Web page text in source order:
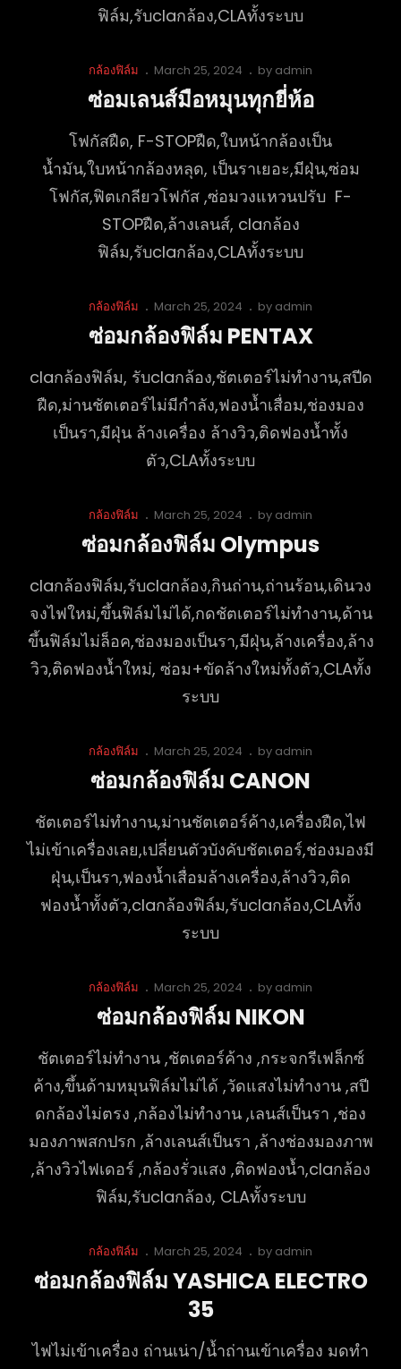
ฟิล์ม,รับclaกล้อง,CLAทั้งระบบ
Cat
Links
กล้องฟิล์ม
Posted
March 25, 2024 by admin
ซ่อมเลนส์มือหมุนทุกยี่ห้อ
โฟกัสฝืด, F-STOPฝืด,ใบหน้ากล้องเป็น
น้ำมัน,ใบหน้ากล้องหลุด, เป็นราเยอะ,มีฝุ่น,ซ่อม
โฟกัส,ฟิตเกลียวโฟกัส ,ซ่อมวงแหวนปรับ F-
STOPฝืด,ล้างเลนส์, claกล้อง
ฟิล์ม,รับclaกล้อง,CLAทั้งระบบ
Cat
Links
กล้องฟิล์ม
Posted
on
March 25, 2024 by admin
ซ่อมกล้องฟิล์ม PENTAX
claกล้องฟิล์ม, รับclaกล้อง,ชัตเตอร์ไม่ทำงาน,สปีด
ฝืด,ม่านชัตเตอร์ไม่มีกำลัง,ฟองน้ำเสื่อม,ช่องมอง
เป็นรา,มีฝุ่น ล้างเครื่อง ล้างวิว,ติดฟองน้ำทั้ง
ตัว,CLAทั้งระบบ
Cat
Links
กล้องฟิล์ม
Posted
March 25, 2024 by admin
ซ่อมกล้องฟิล์ม Olympus
claกล้องฟิล์ม,รับclaกล้อง,กินถ่าน,ถ่านร้อน,เดินวง
จงไฟใหม่,ขึ้นฟิล์มไม่ได้,กดชัตเตอร์ไม่ทำงาน,ด้าน
ขึ้นฟิล์มไม่ล็อค,ช่องมองเป็นรา,มีฝุ่น,ล้างเครื่อง,ล้าง
วิว,ติดฟองน้ำใหม่, ซ่อม+ขัดล้างใหม่ทั้งตัว,CLAทั้ง
ระบบ
Cat
Links
กล้องฟิล์ม
Posted
on
March 25, 2024 by admin
ซ่อมกล้องฟิล์ม CANON
ชัตเตอร์ไม่ทำงาน,ม่านชัตเตอร์ค้าง,เครื่องฝืด,ไฟ
ไม่เข้าเครื่องเลย,เปลี่ยนตัวบังคับชัตเตอร์,ช่องมองมี
ฝุ่น,เป็นรา,ฟองน้ำเสื่อมล้างเครื่อง,ล้างวิว,ติด
ฟองน้ำทั้งตัว,claกล้องฟิล์ม,รับclaกล้อง,CLAทั้ง
ระบบ
Cat
Links
กล้องฟิล์ม
Posted
on
March 25, 2024 by admin
ซ่อมกล้องฟิล์ม NIKON
ชัตเตอร์ไม่ทำงาน ,ชัตเตอร์ค้าง ,กระจกรีเฟล็กซ์
ค้าง,ขึ้นด้ามหมุนฟิล์มไม่ได้ ,วัดแสงไม่ทำงาน ,สปี
ดกล้องไม่ตรง ,กล้องไม่ทำงาน ,เลนส์เป็นรา ,ช่อง
มองภาพสกปรก ,ล้างเลนส์เป็นรา ,ล้างช่องมองภาพ
,ล้างวิวไฟเดอร์ ,กล้องรั่วแสง ,ติดฟองน้ำ,claกล้อง
ฟิล์ม,รับclaกล้อง, CLAทั้งระบบ
Cat
Links
กล้องฟิล์ม
Posted
on
March 25, 2024 by admin
ซ่อมกล้องฟิล์ม YASHICA ELECTRO
35
ไฟไม่เข้าเครื่อง ถ่านเน่า/น้ำถ่านเข้าเครื่อง มดทำ